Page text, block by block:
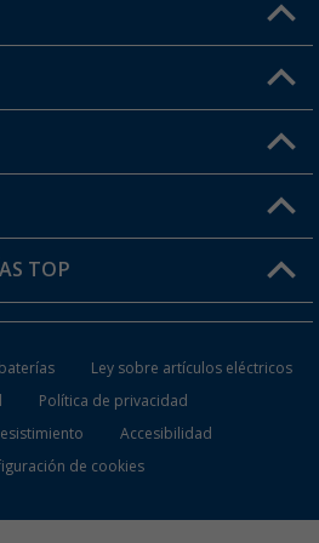
TOP
Ley sobre artículos eléctricos
Política de privacidad
Accesibilidad
de cookies